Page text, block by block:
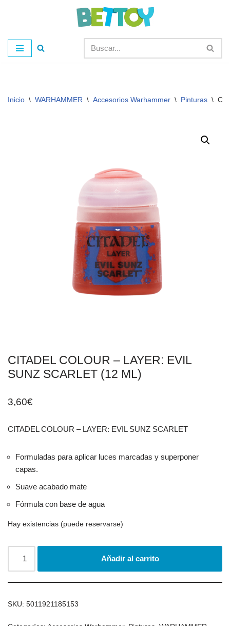
al
contenido
Inicio \ WARHAMMER \ Accesorios Warhammer \ Pinturas \
CITADEL COLOUR – LAYER: EVIL
SUNZ SCARLET (12 ML)
3,60€
CITADEL COLOUR – LAYER: EVIL SUNZ SCARLET
Formuladas para aplicar luces marcadas y superponer
capas.
Suave acabado mate
Fórmula con base de agua
Hay existencias (puede reservarse)
Añadir al carrito
SKU: 5011921185153